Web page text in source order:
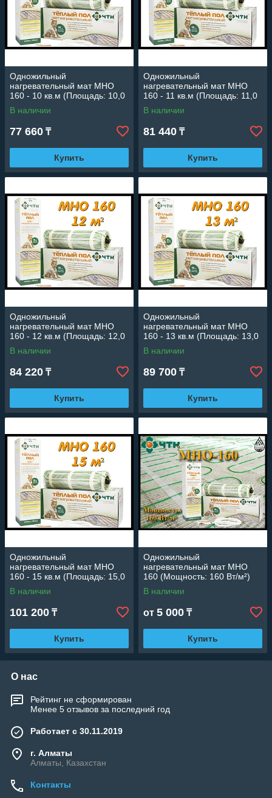
Одножильный
нагревательный мат МНО
160 - 10 кв.м (Площадь: 10,0
м2; мощность: 1600 Вт)
В наличии
77 660 ₸
Купить
Одножильный
нагревательный мат МНО
160 - 11 кв.м (Площадь: 11,0
м2; мощность: 1650 Вт)
В наличии
81 440 ₸
Купить
Одножильный
нагревательный мат МНО
160 - 12 кв.м (Площадь: 12,0
м2; мощность: 1800 Вт)
В наличии
84 220 ₸
Купить
Одножильный
нагревательный мат МНО
160 - 13 кв.м (Площадь: 13,0
м2; мощность: 1950 Вт)
В наличии
89 700 ₸
Купить
Одножильный
нагревательный мат МНО
160 - 15 кв.м (Площадь: 15,0
м2; мощность: 2400 Вт)
В наличии
101 200 ₸
Купить
Одножильный
нагревательный мат МНО
160 (Мощность: 160 Вт/м²)
В наличии
от 5 000 ₸
Купить
О нас
Рейтинг не сформирован
Менее 5 отзывов за последний год
Работает с 30.11.2019
г. Алматы
Алматы, Казахстан
Контакты